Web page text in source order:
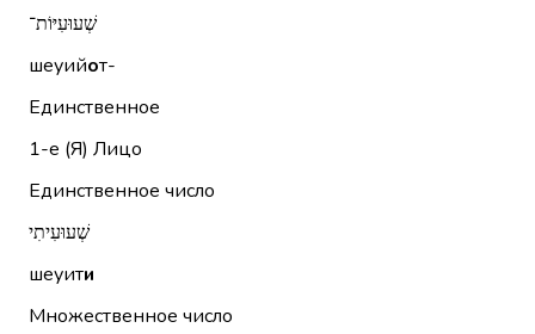
שְׁעוּעִיּוֹת־
шеуийот-
Единственное
1-е (Я) Лицо
Единственное число
שְׁעוּעִיתִי
шеуити
Множественное число